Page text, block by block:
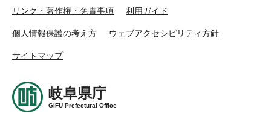
リンク・著作権・免責事項 利用ガイド
個人情報保護の考え方 ウェブアクセシビリティ方針
サイトマップ
岐阜県庁
GIFU Prefectural Office